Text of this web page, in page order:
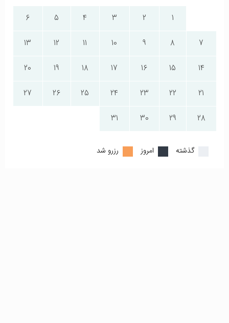
1
2
3
4
5
6
7
8
9
10
11
12
13
14
15
16
17
18
19
20
21
22
23
24
25
26
27
28
29
30
31
گذشته امروز رزرو شد